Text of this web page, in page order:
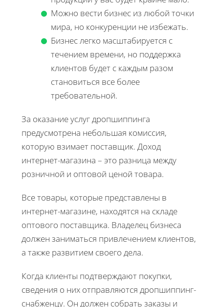
Можно вести бизнес из любой точки
мира, но конкуренции не избежать.
Бизнес легко масштабируется с
течением времени, но поддержка
клиентов будет с каждым разом
становиться все более
требовательной.
За оказание услуг дропшиппинга
предусмотрена небольшая комиссия,
которую взимает поставщик. Доход
интернет-магазина – это разница между
розничной и оптовой ценой товара.
Все товары, которые представлены в
интернет-магазине, находятся на складе
оптового поставщика. Владелец бизнеса
должен заниматься привлечением клиентов,
а также развитием своего дела.
Когда клиенты подтверждают покупки,
сведения о них отправляются дропшиппинг-
снабженцу. Он должен собрать заказы и